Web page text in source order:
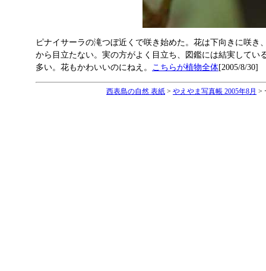
ピナイサーラの滝つぼ近くで咲き始めた。花は下向きに咲き
から目立たない。実の方がよく目立ち、図鑑には結実してい
多い。花もかわいいのにねえ。
こちらが植物全体[2005/8/30]
西表島の自然 表紙 > やえやま写真帳 2005年8月 >